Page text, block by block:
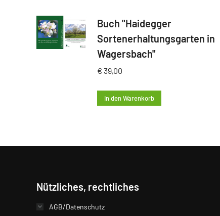
Buch "Haidegger
Sortenerhaltungsgarten in
Wagersbach"
€ 39,00
In den Warenkorb
Nützliches, rechtliches
AGB/Datenschutz